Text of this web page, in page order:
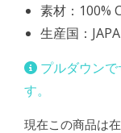
素材：100%
生産国：
プルダウン
す。
現在この商品は